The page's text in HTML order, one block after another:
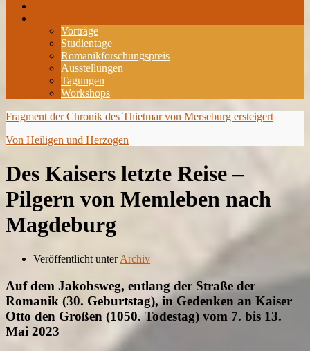
Vorträge
Studientage
Romanikforschungspreis
Ausstellungen
Tagungen
Workshops
Fragment der Chronik des Thietmar von Merseburg ersteigert
Von Heiligen und Herzogen
Des Kaisers letzte Reise –
Pilgern von Memleben nach
Magdeburg
Veröffentlicht unterArchiv
Auf dem Jakobsweg, entlang der Straße der
Romanik (30. Geburtstag), in Gedenken an Kaiser
Otto den Großen (1050. Todestag) vom 7. bis 13.
Mai 2023